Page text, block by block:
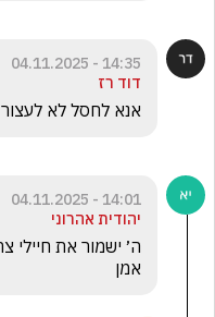
14:35 - 04.11.2025
דוד רז
אנא לחסל לא לעצור
14:01 - 04.11.2025
יהודית אהרוני
אמן